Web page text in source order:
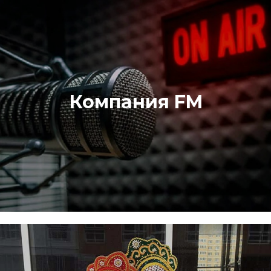
Компания FM
Корпоратив в стиле "живого радио".
Здравствуйте, вы слушаете единственную в мире
радиостанцию «Компания FM», и с вами снова я,
бессменный ведущий диджей Алекс! Что же ждёт нас
сегодня в эфире корпоративного радио?